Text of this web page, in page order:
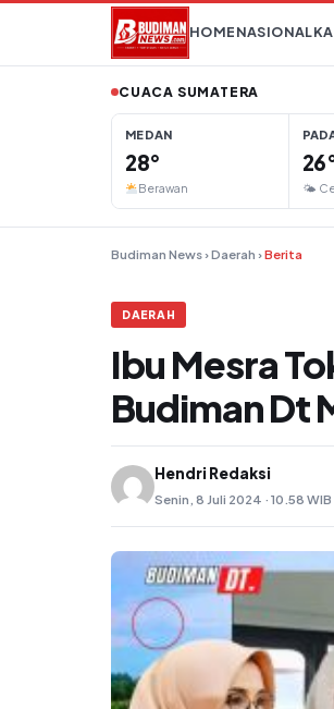
Lompat ke konten
HOMENASIONAL
CUACA SUMATERA
MEDAN
28°
Berawan 🌤
Budiman News ›Daerah ›Berita
DAERAH
Ibu Mesra
Budiman Dt
Hendri Redaksi
Senin, 8 Juli 2024 · 10.58 WIB